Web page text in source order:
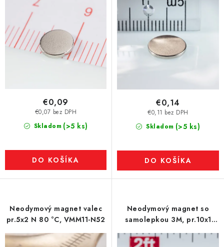
Skladom (>5 ks)
€0,07 bez DPH
€0,09
DO KOŠÍKA
Skladom (>5 ks)
€0,11 bez DPH
€0,14
DO KOŠÍKA
Neodymový magnet valec
pr.5x2 N 80 °C, VMM11-N52
Neodymový magnet so
samolepkou 3M, pr.10x1
mm, hrúbka samolepky
0,06 mm